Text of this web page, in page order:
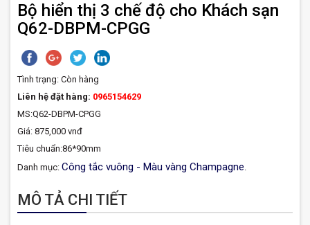
Bộ hiển thị 3 chế độ cho Khách sạn
Q62-DBPM-CPGG
Tình trạng: Còn hàng
Liên hệ đặt hàng: 0965154629
MS:Q62-DBPM-CPGG
Giá: 875,000 vnđ
Tiêu chuẩn:86*90mm
Danh mục: Công tắc vuông - Màu vàng Champagne
MÔ TẢ CHI TIẾT